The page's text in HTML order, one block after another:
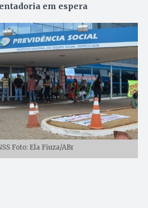
em espera
Foto: Ela Fiuza/ABr